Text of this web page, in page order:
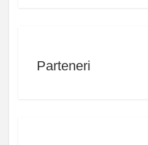
Parteneri